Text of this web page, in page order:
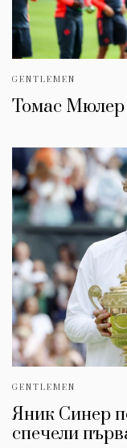
GENTLEMEN
Томас Мюлер
GENTLEMEN
Яник Синер
спечели